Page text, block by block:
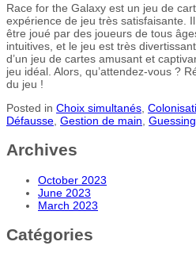
Race for the Galaxy est un jeu de
expérience de jeu très satisfaisante.
être joué par des joueurs de tous
intuitives, et le jeu est très
d’un jeu de cartes amusant et
jeu idéal. Alors, qu’attendez-vous ?
du jeu !
Posted in Choix simultanés
Défausse Gestion de main Guessing
Archives
October 2023
June 2023
March 2023
Catégories